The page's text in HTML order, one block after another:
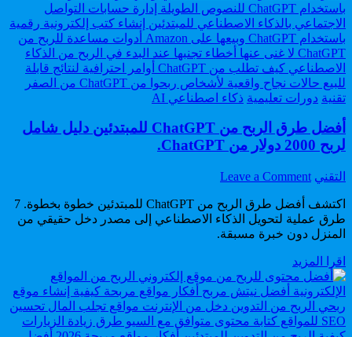
Posted
تقنية دورات تعليمية ذكاء اصطناعي AI
أفضل طرق الربح من ChatGPT للمبتدئين دليل شامل
لربح 2000 دولار من ChatGPT.
Author:
التقني Leave a Comment
on
طرق
الربح
من
دليل
شامل
لربح
2000
اكتشف أفضل طرق الربح من ChatGPT للمبتدئين خطوة بخطوة. 7
طرق عملية لتحويل الذكاء الاصطناعي إلى مصدر دخل حقيقي من
المنزل دون خبرة مسبقة.
اقرا المزيد
طرق
الربح
من
ChatGPT